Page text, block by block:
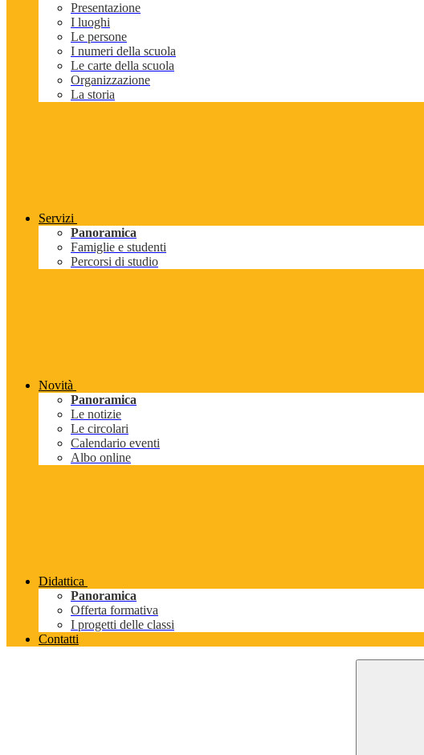
Presentazione
I luoghi
Le persone
I numeri della scuola
Le carte della scuola
Organizzazione
La storia
Servizi
Panoramica
Famiglie e studenti
Percorsi di studio
Novità
Panoramica
Le notizie
Le circolari
Calendario eventi
Albo online
Didattica
Panoramica
Offerta formativa
I progetti delle classi
Contatti